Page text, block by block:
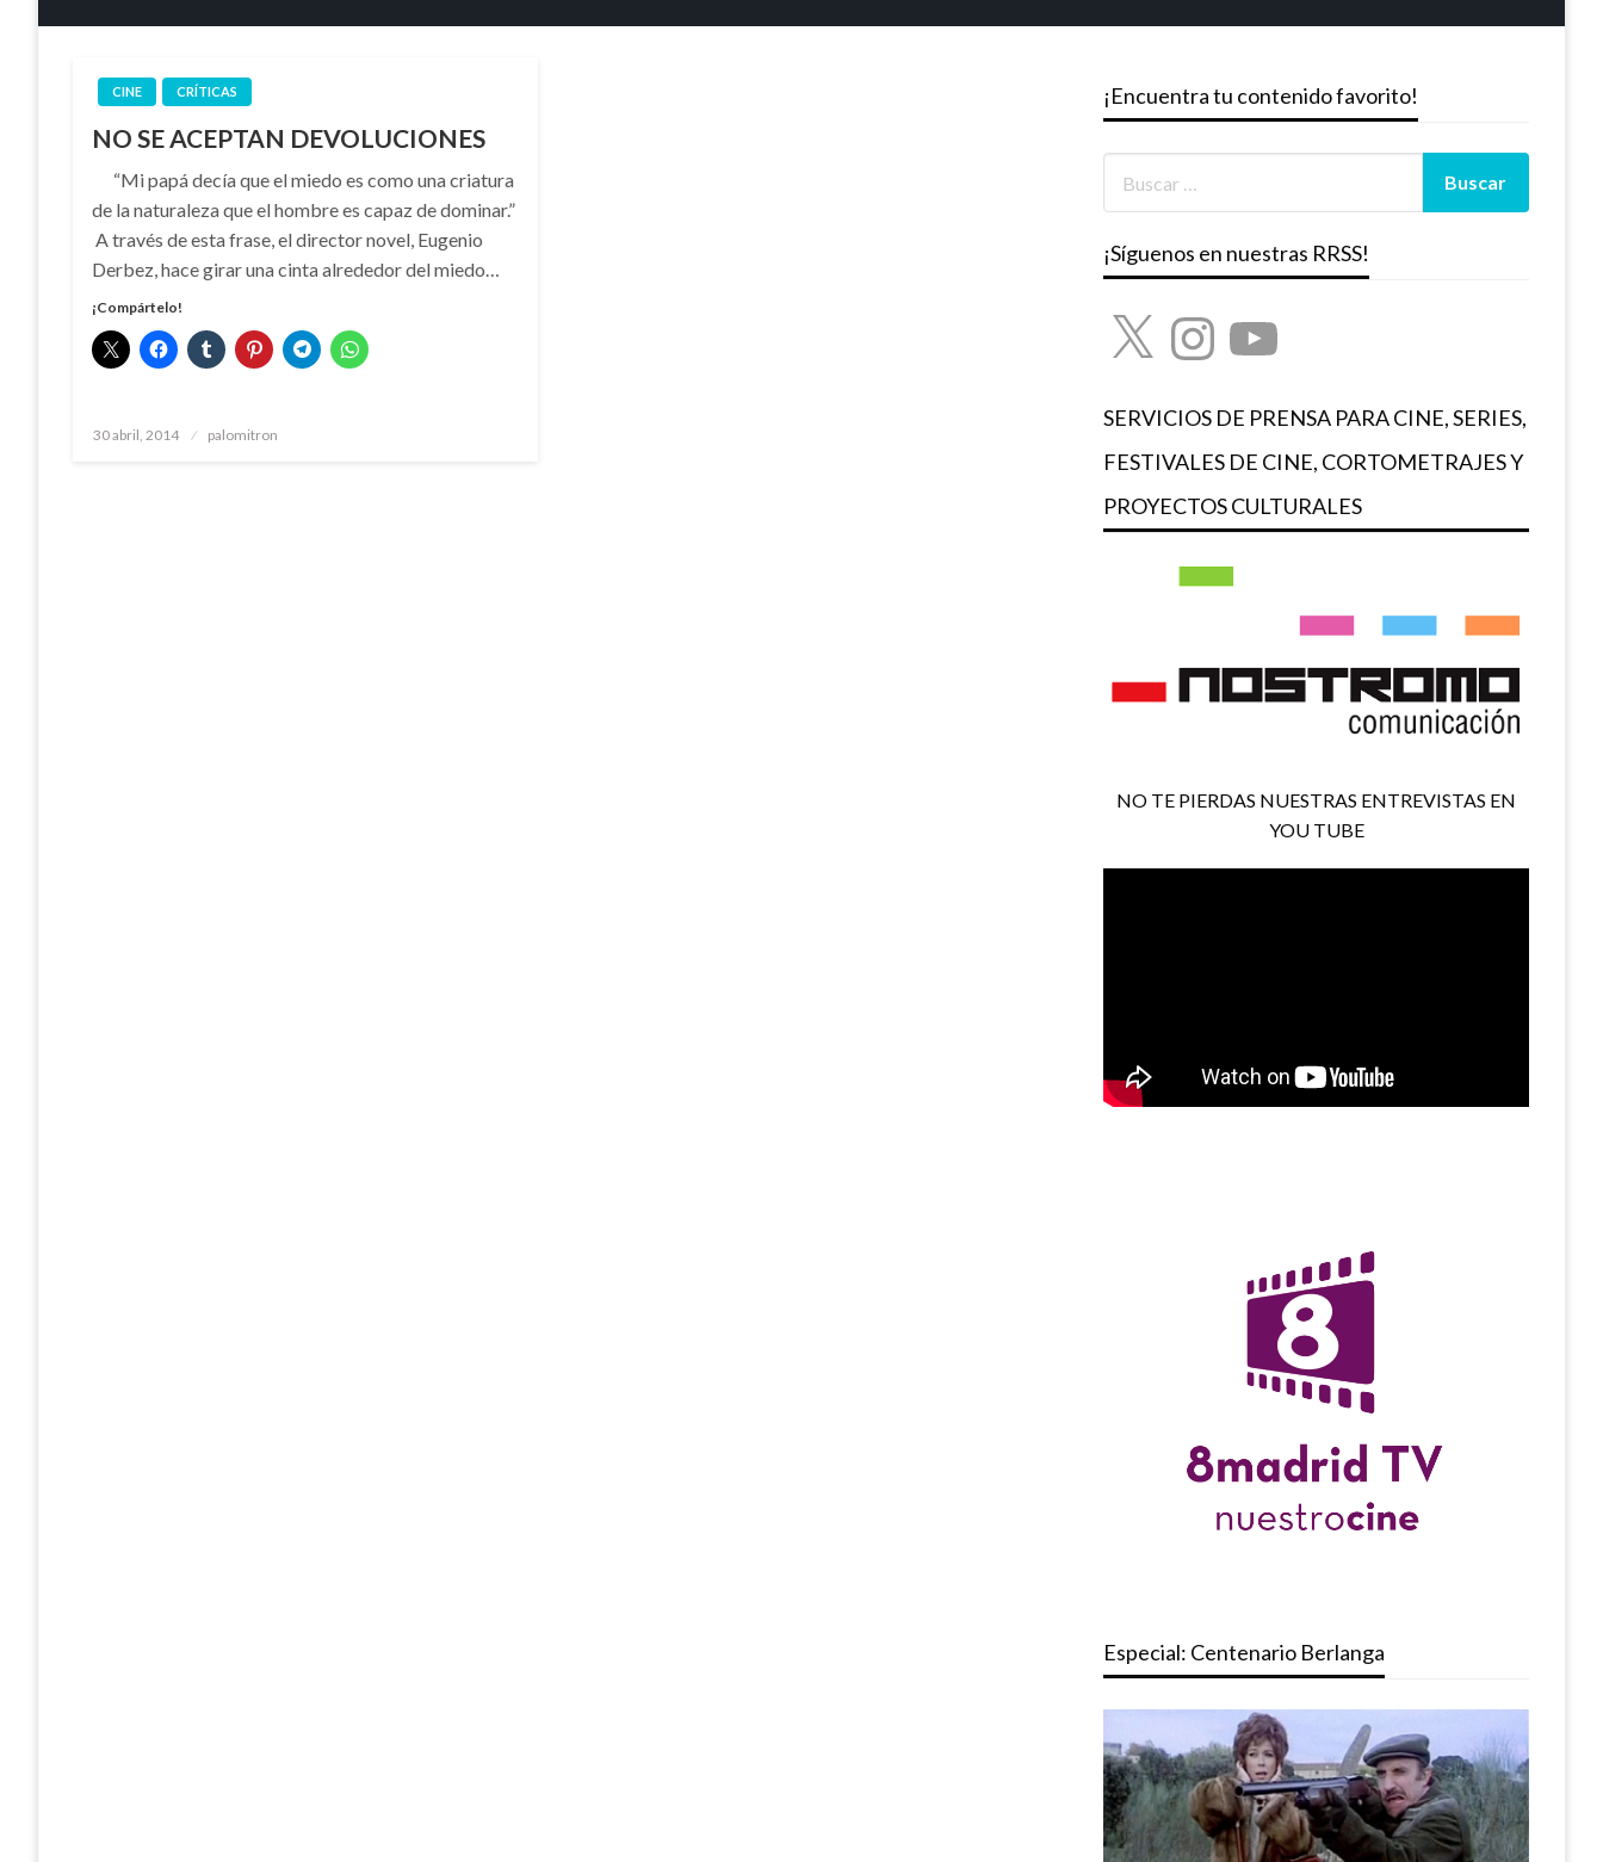
CINE CRÍTICAS
NO SE ACEPTAN DEVOLUCIONES
“Mi papá decía que el miedo es como una criatura
de la naturaleza que el hombre es capaz de dominar.”
A través de esta frase, el director novel, Eugenio
Derbez, hace girar una cinta alrededor del miedo…
¡Compártelo!
Publicado
30 abril, 2014 palomitron
¡Encuentra tu contenido favorito!
¡Síguenos en nuestras RRSS!
X InstagramYouTube
SERVICIOS DE PRENSA PARA CINE, SERIES,
FESTIVALES DE CINE, CORTOMETRAJES Y
PROYECTOS CULTURALES
NO TE PIERDAS NUESTRAS ENTREVISTAS EN
YOU TUBE
Especial: Centenario Berlanga